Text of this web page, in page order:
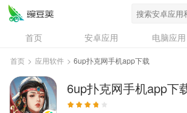
6up扑克网手机app下载
首页 安卓应用 电脑应用
资讯
专题
问答
首页 > 应用软件 > 6up扑克网手机app下载
6up扑克网手机app下